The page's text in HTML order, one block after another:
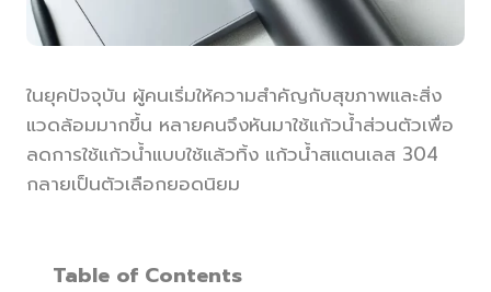
ในยุคปัจจุบัน ผู้คนเริ่มให้ความสำคัญกับสุขภาพและสิ่ง
แวดล้อมมากขึ้น หลายคนจึงหันมาใช้แก้วน้ำส่วนตัวเพื่อ
ลดการใช้แก้วน้ำแบบใช้แล้วทิ้ง แก้วน้ำสแตนเลส 304
กลายเป็นตัวเลือกยอดนิยม
Table of Contents